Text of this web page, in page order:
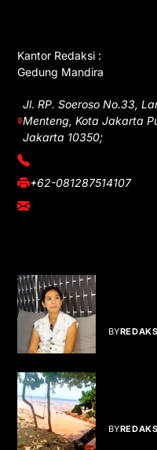
Kantor Redaksi :
Gedung Mandira
Jl. RP. Soeroso No.33,
Menteng, Kota Jakarta
Jakarta 10350;
(021) 3908026
+62-081287514107
adm@iawnews.com
BY
BY